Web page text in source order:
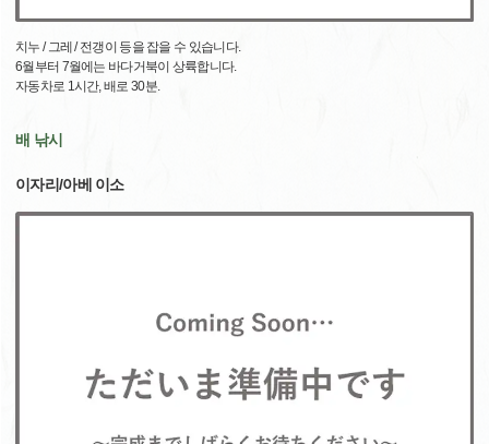
치누 / 그레 / 전갱이 등을 잡을 수 있습니다.
6월부터 7월에는 바다거북이 상륙합니다.
자동차로 1시간, 배로 30분.
배 낚시
이자리/아베 이소